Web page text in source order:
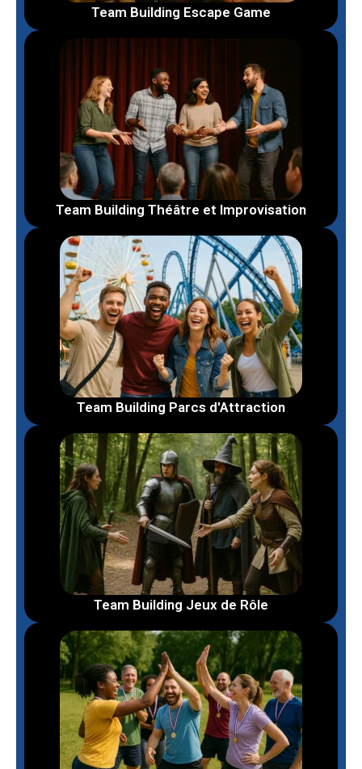
Team Building Escape Game
Team Building Théâtre et Improvisation
Team Building Parcs d'Attraction
Team Building Jeux de Rôle